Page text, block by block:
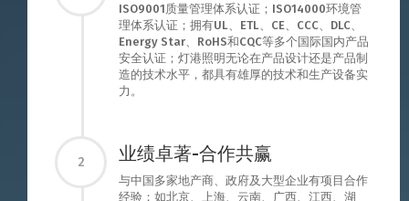
ISO9001质量管理体系认证；ISO14000环境管
理体系认证；拥有UL、ETL、CE、CCC、DLC、
Energy Star、RoHS和CQC等多个国际国内产品
安全认证；灯港照明无论在产品设计还是产品制
造的技术水平，都具有雄厚的技术和生产设备实
力。
2 业绩卓著-合作共赢
与中国多家地产商、政府及大型企业有项目合作
经验；如北京、上海、云南、广西、江西、湖